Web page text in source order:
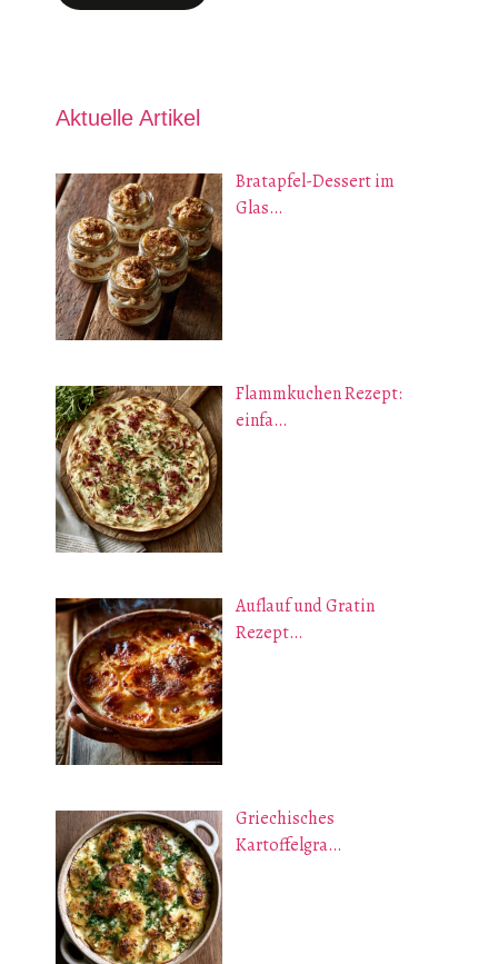
Aktuelle Artikel
Bratapfel-Dessert im
Glas…
Flammkuchen Rezept:
einfa…
Auflauf und Gratin
Rezept…
Griechisches
Kartoffelgra…